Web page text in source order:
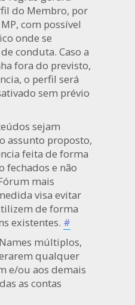
do Membro, por
com possível
onde se
conduta. Caso a
fora do previsto,
o perfil será
sem prévio
sejam
assunto proposto,
feita de forma
fechados e não
mais
visa evitar
de forma
existentes. #
múltiplos,
qualquer
e/ou aos demais
as contas